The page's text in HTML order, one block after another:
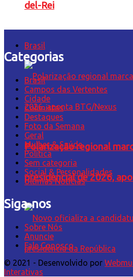
del-Rei
Brasil
Polarização regional
presidencial de 2026,
Categorias
Brasil
Campos das Vertentes
Cidade
Colunistas
Destaques
Foto da Semana
Geral
Mulher & Saúde
Política
Sem categoria
Social & Personalidades
Últimas Notícias
Siga-nos
Sobre Nós
Anuncie
Fale Conosco
© 2021 - Desenvolvido por
Interativas